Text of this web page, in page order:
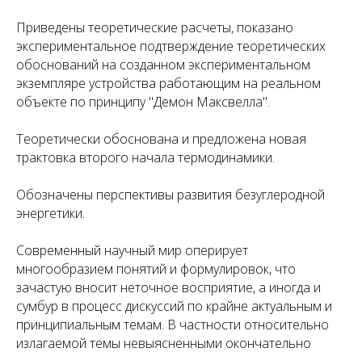
Приведены теоретические расчеты, показано
экспериментальное подтверждение теоретических
обоснований на созданном экспериментальном
экземпляре устройства работающим на реальном
объекте по принципу "Демон Максвелла".
Теоретически обоснована и предложена новая
трактовка второго начала термодинамики.
Обозначены перспективы развития безуглеродной
энергетики.
Современный научный мир оперирует
многообразием понятий и формулировок, что
зачастую вносит неточное восприятие, а иногда и
сумбур в процесс дискуссий по крайне актуальным и
принципиальным темам. В частности относительно
излагаемой темы невыясненными окончательно